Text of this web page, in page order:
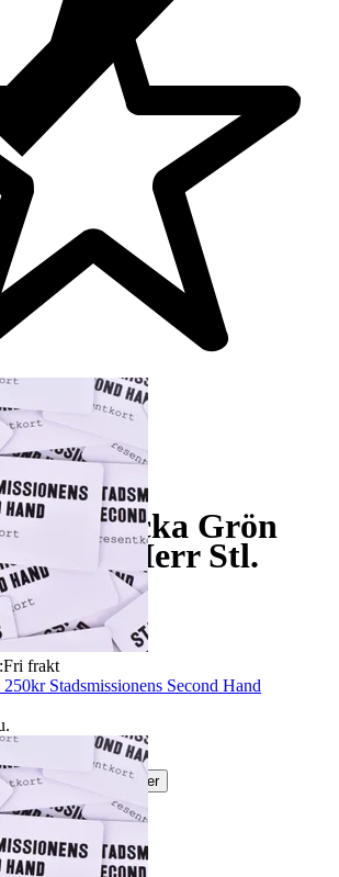
Skjortjacka Grön
Ull Herr Stl.
hos företag.
Läs mer
Fri frakt
Stadsmissionens Second Hand
.